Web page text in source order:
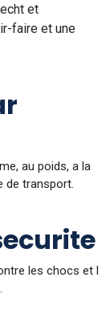
et
faire et une
au poids, a la
de transport.
les chocs et l